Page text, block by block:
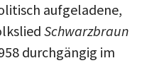
aufgeladene,
Schwarzbraun
durchgängig im